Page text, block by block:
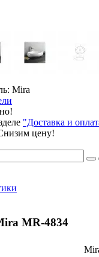
Mira
"Доставка и
цену!
MR-4834